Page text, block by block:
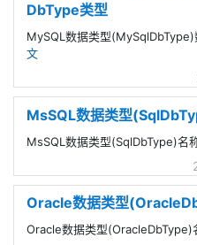
DbType类型
MySQL数据类型
文
MsSQL数据类型
MsSQL数据类型(SqlDbType)名
Oracle数据类型
Oracle数据类型(OracleDbType)